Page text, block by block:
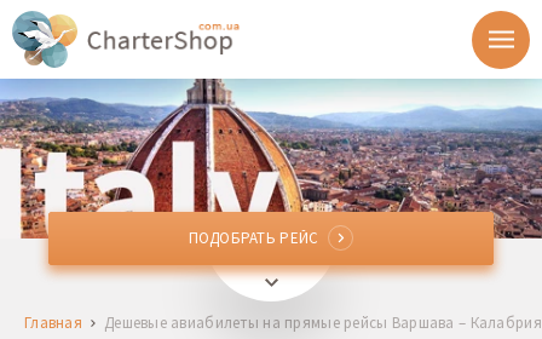
WAW, WMI, RDOВаршава, Польша
SUFКалабрия, Италия
ПОДОБРАТЬ РЕЙС
ПОДОБРАТЬ РЕЙС
Главная Дешевые авиабилеты на прямые рейсы Варшава – Калабрия